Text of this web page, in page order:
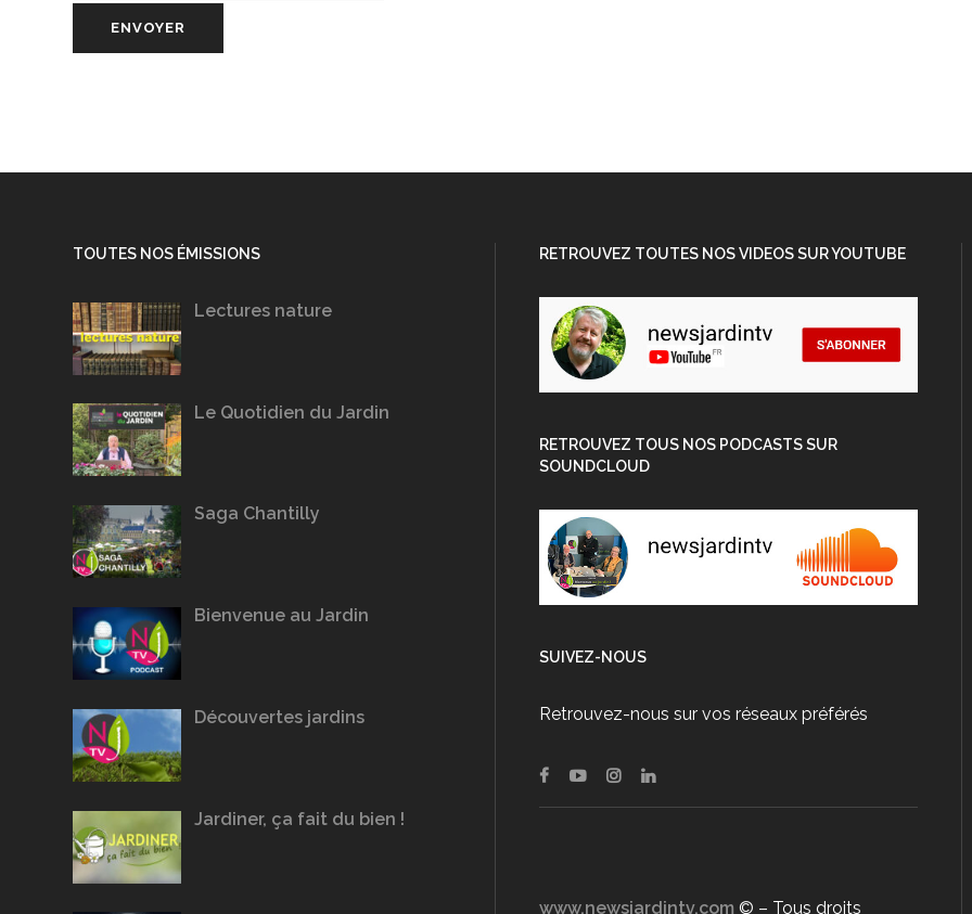
TOUTES NOS ÉMISSIONS
Lectures nature
Le Quotidien du Jardin
Saga Chantilly
Bienvenue au Jardin
Découvertes jardins
Jardiner, ça fait du bien !
RETROUVEZ TOUTES NOS VIDEOS SUR YOUTUBE
RETROUVEZ TOUS NOS PODCASTS SUR
SOUNDCLOUD
SUIVEZ-NOUS
Retrouvez-nous sur vos réseaux préférés
www.newsjardintv.com © – Tous droits